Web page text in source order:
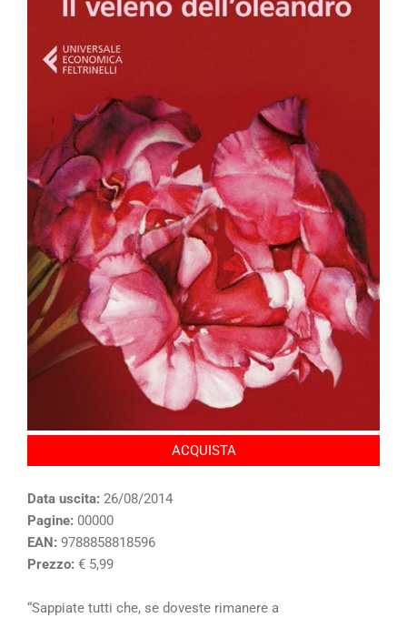
ACQUISTA
Data uscita: 26/08/2014
Pagine: 00000
EAN: 9788858818596
Prezzo: € 5,99
“Sappiate tutti che, se doveste rimanere a